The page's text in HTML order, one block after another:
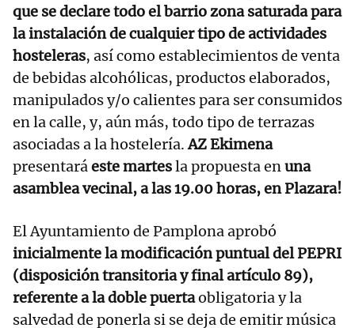
que se declare todo el barrio zona saturada para
la instalación de cualquier tipo de actividades
hosteleras, así como establecimientos de venta
de bebidas alcohólicas, productos elaborados,
manipulados y/o calientes para ser consumidos
en la calle, y, aún más, todo tipo de terrazas
asociadas a la hostelería.AZ Ekimena
presentaráeste martesla propuesta enuna
asamblea vecinal, a las 19.00 horas, en Plazara!
El Ayuntamiento de Pamplona aprobó
inicialmente la modificación puntual del PEPRI
(disposición transitoria y final artículo 89),
referente a la doble puertaobligatoria y la
salvedad de ponerla si se deja de emitir música